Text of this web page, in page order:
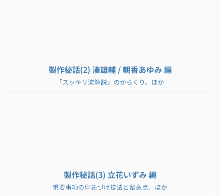
製作秘話(2) 湊雄輔 / 朝香あゆみ 編
「スッキリ流解説」のからくり、ほか
製作秘話(3) 立花いずみ 編
重要事項の印象づけ技法と留意点、ほか